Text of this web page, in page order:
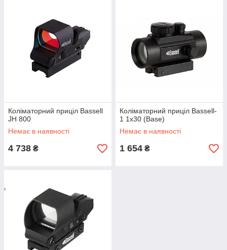
Коліматорний приціл Bassell
JH 800
Немає в наявності
4 738 ₴
Коліматорний приціл Bassell-
1 1x30 (Base)
Немає в наявності
1 654 ₴